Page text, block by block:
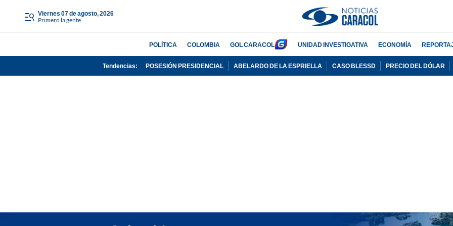
viernes 07 de agosto, 2026
Primero la gente
POLÍTICA COLOMBIA GOL CARACOL UNIDAD INVESTIGATIVA ECONOMÍA
Tendencias: POSESIÓN PRESIDENCIAL ABELARDO DE LA ESPRIELLA CASO BLESSD PRECIO DEL DÓLAR